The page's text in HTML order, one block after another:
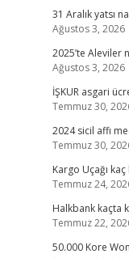
31 Aralık yatsı
Ağustos 3, 2026
2025’te Aleviler
Ağustos 3, 2026
İŞKUR asgari
Temmuz 30,
2024 sicil affı
Temmuz 30,
Kargo Uçağı
Temmuz 24,
Halkbank kaçta
Temmuz 22,
50.000 Kore